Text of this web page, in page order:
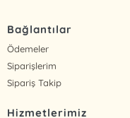
Bağlantılar
Ödemeler
Siparişlerim
Sipariş Takip
Hizmetlerimiz